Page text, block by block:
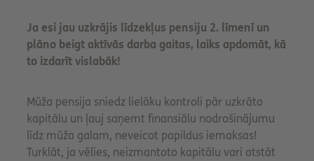
Ja esi jau uzkrājis līdzekļus pensiju 2. līmenī un
plāno beigt aktīvās darba gaitas, laiks apdomāt, kā
to izdarīt vislabāk!
Mūža pensija sniedz lielāku kontroli pār uzkrāto
kapitālu un ļauj saņemt finansiālu nodrošinājumu
līdz mūža galam, neveicot papildus iemaksas!
Turklāt, ja vēlies, neizmantoto kapitālu vari atstāt